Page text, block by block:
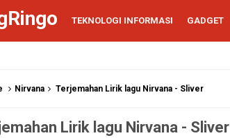
TEKNOLOGI INFORMASI GADGET
Nirvana Terjemahan Lirik lagu Nirvana - Sliver
Lirik lagu Nirvana - Sliver